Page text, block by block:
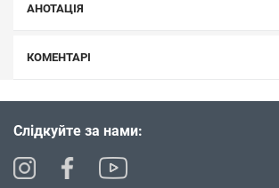
АНОТАЦІЯ
КОМЕНТАРІ
Слідкуйте за нами: